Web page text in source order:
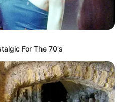
For The 70's